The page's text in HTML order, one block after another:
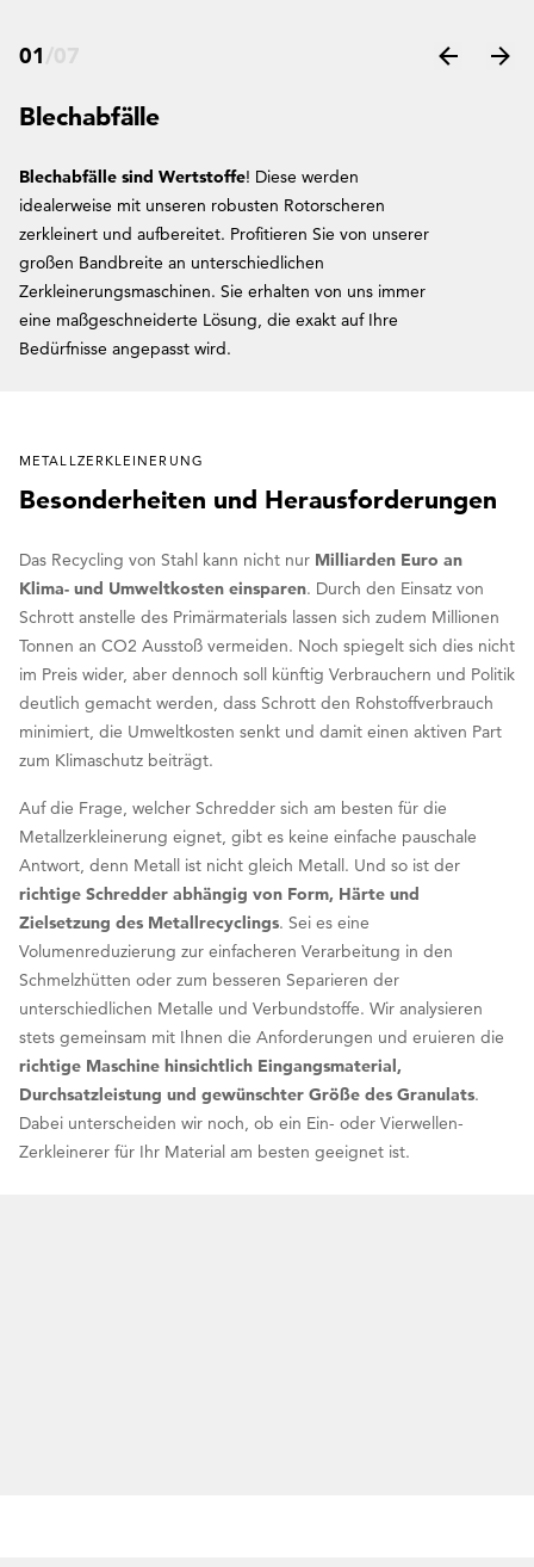
01
Blechabfälle
Blechabfälle sind Wertstoffe! Diese werden
idealerweise mit unseren robusten Rotorscheren
zerkleinert und aufbereitet. Profitieren Sie von unserer
großen Bandbreite an unterschiedlichen
Zerkleinerungsmaschinen. Sie erhalten von uns immer
eine maßgeschneiderte Lösung, die exakt auf Ihre
Bedürfnisse angepasst wird.
METALLZERKLEINERUNG
Besonderheiten und Herausforderungen
Das Recycling von Stahl kann nicht nur Milliarden Euro an
Klima- und Umweltkosten einsparen. Durch den Einsatz von
Schrott anstelle des Primärmaterials lassen sich zudem Millionen
Tonnen an CO2 Ausstoß vermeiden. Noch spiegelt sich dies nicht
im Preis wider, aber dennoch soll künftig Verbrauchern und Politik
deutlich gemacht werden, dass Schrott den Rohstoffverbrauch
minimiert, die Umweltkosten senkt und damit einen aktiven Part
zum Klimaschutz beiträgt.
Auf die Frage, welcher Schredder sich am besten für die
Metallzerkleinerung eignet, gibt es keine einfache pauschale
Antwort, denn Metall ist nicht gleich Metall. Und so ist der
richtige Schredder abhängig von Form, Härte und
Zielsetzung des Metallrecyclings. Sei es eine
Volumenreduzierung zur einfacheren Verarbeitung in den
Schmelzhütten oder zum besseren Separieren der
unterschiedlichen Metalle und Verbundstoffe. Wir analysieren
stets gemeinsam mit Ihnen die Anforderungen und eruieren die
richtige Maschine hinsichtlich Eingangsmaterial,
Durchsatzleistung und gewünschter Größe des Granulats.
Dabei unterscheiden wir noch, ob ein Ein- oder Vierwellen-
Zerkleinerer für Ihr Material am besten geeignet ist.